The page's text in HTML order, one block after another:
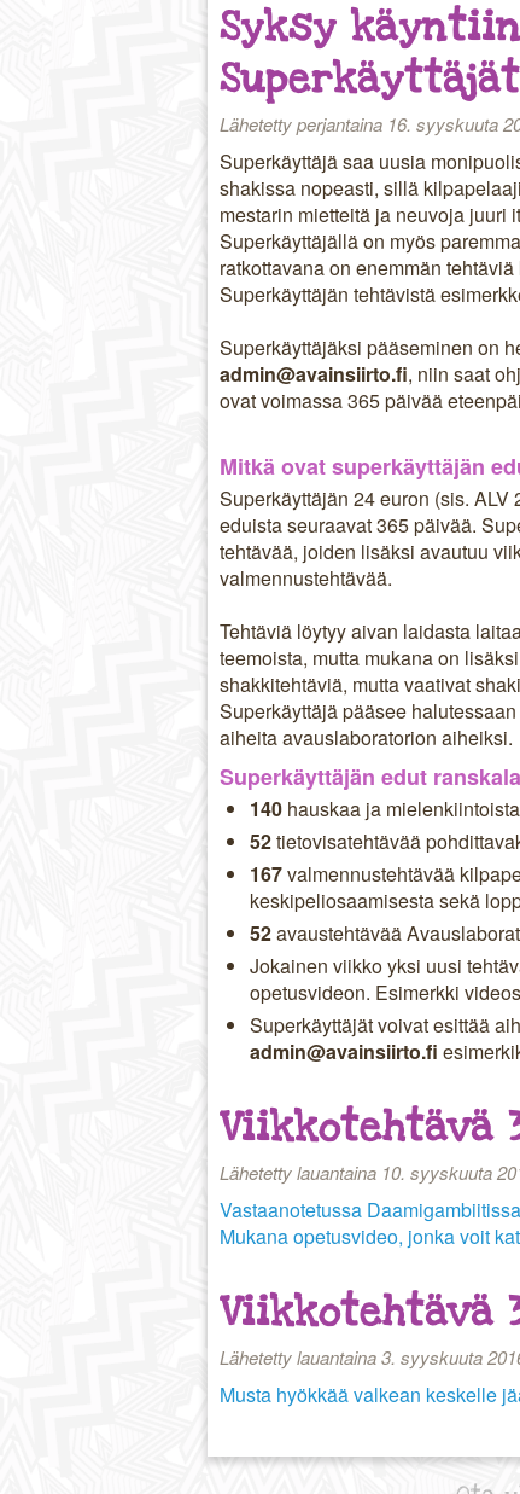
Syksy käyntiin
Lähetetty perjantaina 16. syyskuuta
Superkäyttäjä saa uusia
shakissa nopeasti, sillä
mestarin mietteitä ja neuvoja juuri
Superkäyttäjällä on myös
ratkottavana on enemmän
Superkäyttäjän tehtävistä
Superkäyttäjäksi pääseminen on
admin@avainsiirto.fi, niin saat
ovat voimassa 365 päivää
Mitkä ovat superkäyttäjän
Superkäyttäjän 24 euron (sis.
eduista seuraavat 365 päivää.
tehtävää, joiden lisäksi avautuu
valmennustehtävää.
Tehtäviä löytyy aivan laidasta
teemoista, mutta mukana on
shakkitehtäviä, mutta vaativat
Superkäyttäjä pääsee
aiheita avauslaboratorion aiheiksi.
Superkäyttäjän edut
140 hauskaa ja
52tietovisatehtävää
167valmennustehtävää
keskipeliosaamisesta sekä
52avaustehtävää
Jokainen viikko yksi uusi
opetusvideon. Esimerkki
Superkäyttäjät voivat esittää
admin@avainsiirto.fi
Viikkotehtävä
Lähetetty lauantaina 10. syyskuuta
Vastaanotetussa
Mukana opetusvideo, jonka voit
Viikkotehtävä
Lähetetty lauantaina 3. syyskuuta
Musta hyökkää valkean keskelle